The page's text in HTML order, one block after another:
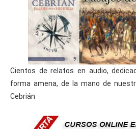
Cientos de relatos en audio,
forma amena, de la mano de
Cebrián